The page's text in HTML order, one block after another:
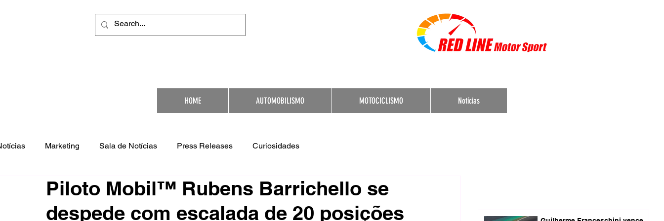
HOME AUTOMOBILISMO MOTOCICLISMO Notícias
Marketing Sala de Notícias Press Releases Curiosidades
Piloto Mobil™ Rubens Barrichello se
despede com escalada de 20 posições